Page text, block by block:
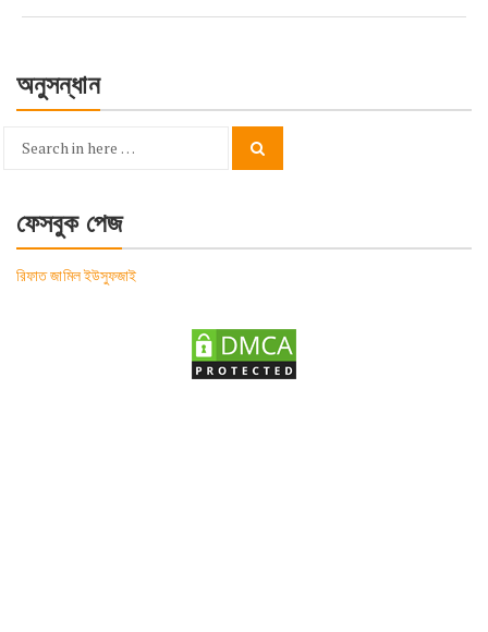
অনুসন্ধান
Search
ফেসবুক পেজ
রিফাত জামিল ইউসুফজাই